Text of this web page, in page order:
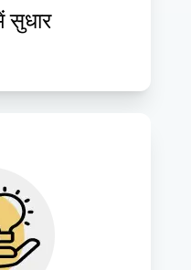
सुधार
और उद्देश्यों के
तैयार